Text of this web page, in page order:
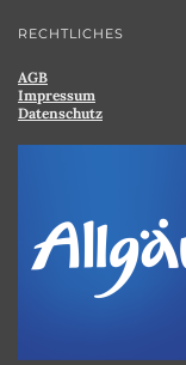
RECHTLICHES
AGB
Impressum
Datenschutz